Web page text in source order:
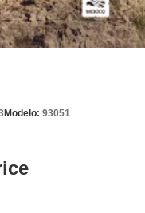
Modelo: 93051